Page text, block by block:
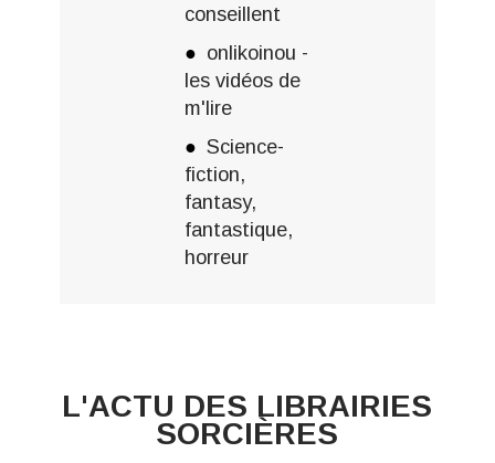
conseillent
onlikoinou -
les vidéos de
m'lire
Science-
fiction,
fantasy,
fantastique,
horreur
L'ACTU DES LIBRAIRIES
SORCIÈRES